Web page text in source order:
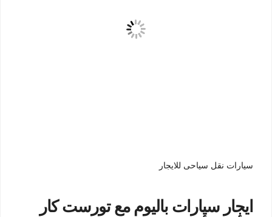
سيارات نقل سياحى للايجار
ايجار سيارات باليوم مع تورست كار